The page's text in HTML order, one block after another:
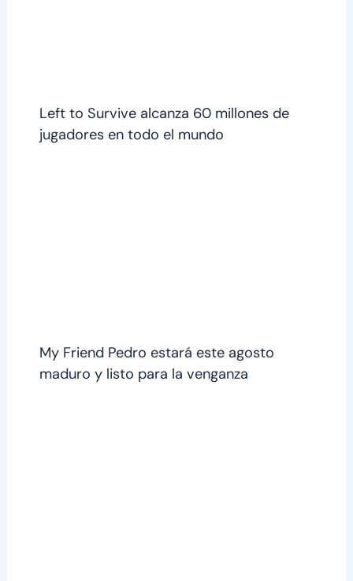
Left to Survive alcanza 60 millones de
jugadores en todo el mundo
My Friend Pedro estará este agosto
maduro y listo para la venganza